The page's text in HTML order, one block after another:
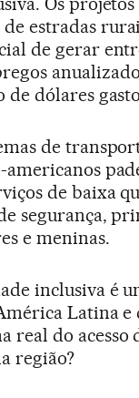
estradas
de gerar
de dólares
de
de baixa
segurança,
e meninas.
inclusiva é
Latina e
real do acesso
região?